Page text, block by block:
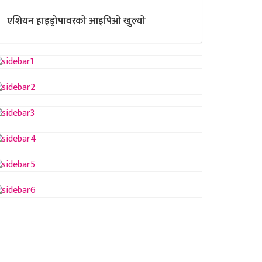
एशियन हाइड्रोपावरको आइपिओ खुल्यो